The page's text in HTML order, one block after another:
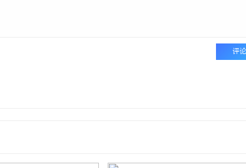
评论